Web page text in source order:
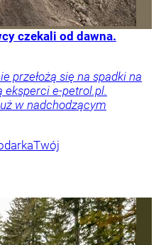
czekali od dawna.
przełożą się na spadki na
e-petrol.pl.
w nadchodzącym
Twój